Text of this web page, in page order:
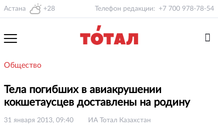
Астана +28 Телефон редакции: +7 700 978-78-54
Общество
Тела погибших в авиакрушении
кокшетаусцев доставлены на родину
31 января 2013, 09:40 ИА Тотал Казахстан